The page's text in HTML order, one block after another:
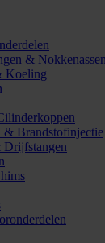
& Nokkenassen
Koeling
& Brandstofinjectie
Drijfstangen